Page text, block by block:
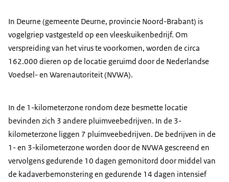
In Deurne (gemeente Deurne, provincie Noord-Brabant) is
vogelgriep vastgesteld op een vleeskuikenbedrijf. Om
verspreiding van het virus te voorkomen, worden de circa
162.000 dieren op de locatie geruimd door de Nederlandse
Voedsel- en Warenautoriteit (NVWA).
In de 1-kilometerzone rondom deze besmette locatie
bevinden zich 3 andere pluimveebedrijven. In de 3-
kilometerzone liggen 7 pluimveebedrijven. De bedrijven in de
1- en 3-kilometerzone worden door de NVWA gescreend en
vervolgens gedurende 10 dagen gemonitord door middel van
de kadaverbemonstering en gedurende 14 dagen intensief